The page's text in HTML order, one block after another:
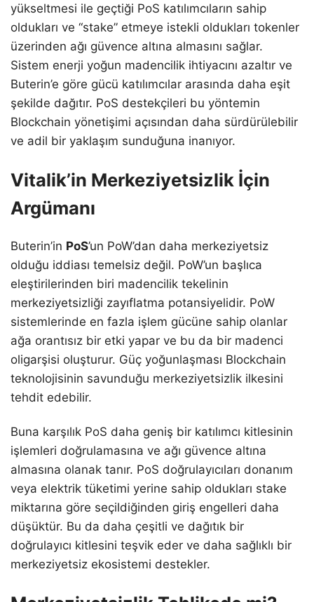
yükseltmesi ile geçtiği PoS katılımcıların sahip
oldukları ve “stake” etmeye istekli oldukları tokenler
üzerinden ağı güvence altına almasını sağlar.
Sistem enerji yoğun madencilik ihtiyacını azaltır ve
Buterin’e göre gücü katılımcılar arasında daha eşit
şekilde dağıtır. PoS destekçileri bu yöntemin
Blockchain yönetişimi açısından daha sürdürülebilir
ve adil bir yaklaşım sunduğuna inanıyor.
Vitalik’in Merkeziyetsizlik İçin
Argümanı
Buterin’in PoS’un PoW’dan daha merkeziyetsiz
olduğu iddiası temelsiz değil. PoW’un başlıca
eleştirilerinden biri madencilik tekelinin
merkeziyetsizliği zayıflatma potansiyelidir. PoW
sistemlerinde en fazla işlem gücüne sahip olanlar
ağa orantısız bir etki yapar ve bu da bir madenci
oligarşisi oluşturur. Güç yoğunlaşması Blockchain
teknolojisinin savunduğu merkeziyetsizlik ilkesini
tehdit edebilir.
Buna karşılık PoS daha geniş bir katılımcı kitlesinin
işlemleri doğrulamasına ve ağı güvence altına
almasına olanak tanır. PoS doğrulayıcıları donanım
veya elektrik tüketimi yerine sahip oldukları stake
miktarına göre seçildiğinden giriş engelleri daha
düşüktür. Bu da daha çeşitli ve dağıtık bir
doğrulayıcı kitlesini teşvik eder ve daha sağlıklı bir
merkeziyetsiz ekosistemi destekler.